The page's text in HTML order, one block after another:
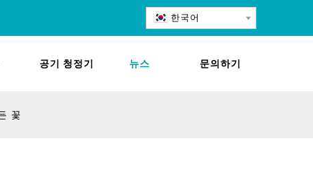
한국어
공기 청정기 뉴스 문의하기
꽃